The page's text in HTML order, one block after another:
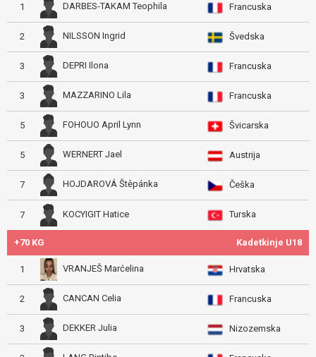
1 DARBES-TAKAM Teophila Francuska
2 NILSSON Ingrid Švedska
3 DEPRI Ilona Francuska
3 MAZZARINO Lila Francuska
5 FOHOUO April Lynn Švicarska
5 WERNERT Jael Austrija
7 HOJDAROVÁ Štěpánka Češka
7 KOCYIGIT Hatice Turska
+70 KG Kadetkinje U18
1 VRANJEŠ Marćelina Hrvatska
2 CANCAN Celia Francuska
3 DEKKER Julia Nizozemska